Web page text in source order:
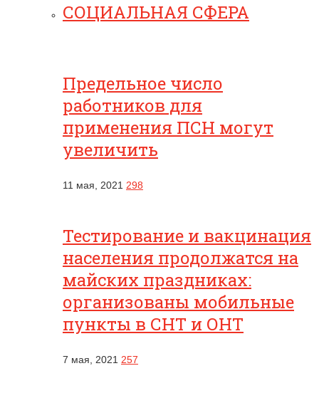
СОЦИАЛЬНАЯ СФЕРА
Предельное число
работников для
применения ПСН могут
увеличить
11 мая, 2021 298
Тестирование и вакцинация
населения продолжатся на
майских праздниках:
организованы мобильные
пункты в СНТ и ОНТ
7 мая, 2021 257